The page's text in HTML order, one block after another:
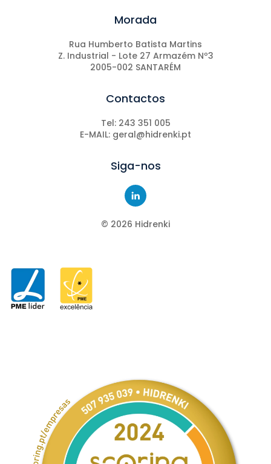
Morada
Rua Humberto Batista Martins
Z. Industrial - Lote 27 Armazém Nº3
2005-002 SANTARÉM
Contactos
Tel: 243 351 005
E-MAIL: geral@hidrenki.pt
Siga-nos
© 2026 Hidrenki